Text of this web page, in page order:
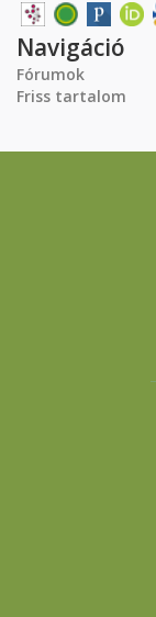
Navigáció
Fórumok
Friss tartalom